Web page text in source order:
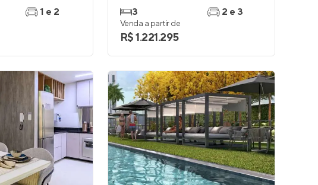
1 e 2
3
2 e 3
Venda a partir de
R$ 1.221.295